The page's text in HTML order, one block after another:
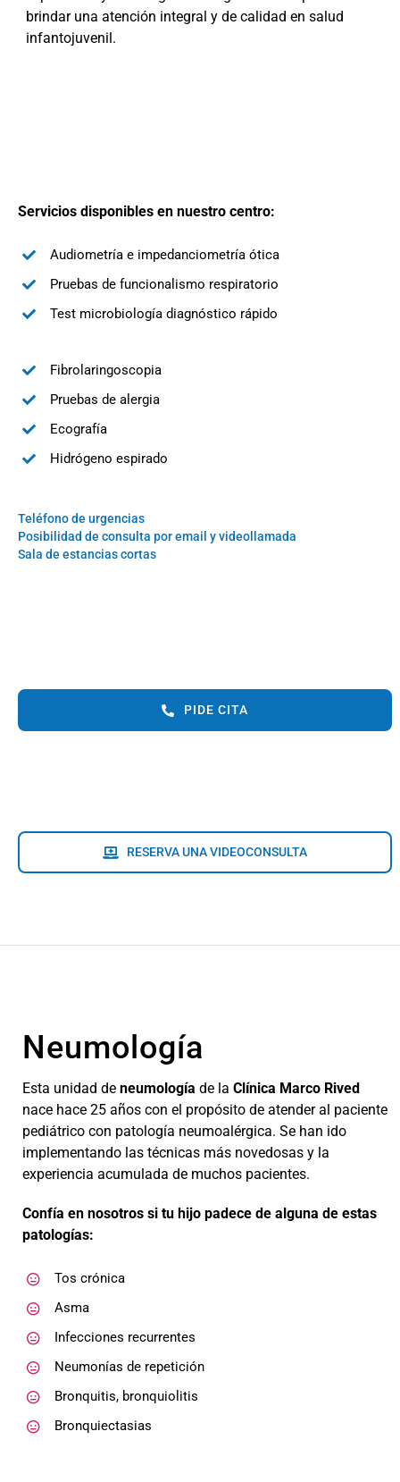
brindar una atención integral y de calidad en salud
infantojuvenil.
Servicios disponibles en nuestro centro:
Audiometría e impedanciometría ótica
Pruebas de funcionalismo respiratorio
Test microbiología diagnóstico rápido
Fibrolaringoscopia
Pruebas de alergia
Ecografía
Hidrógeno espirado
Teléfono de urgencias
Posibilidad de consulta por email y videollamada
Sala de estancias cortas
PIDE CITA
RESERVA UNA VIDEOCONSULTA
Neumología
Esta unidad de neumología de la Clínica Marco Rived
nace hace 25 años con el propósito de atender al paciente
pediátrico con patología neumoalérgica. Se han ido
implementando las técnicas más novedosas y la
experiencia acumulada de muchos pacientes.
Confía en nosotros si tu hijo padece de alguna de estas
patologías:
Tos crónica
Asma
Infecciones recurrentes
Neumonías de repetición
Bronquitis, bronquiolitis
Bronquiectasias